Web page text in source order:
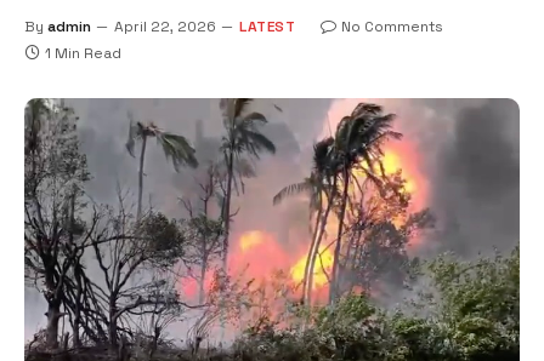
By admin April 22, 2026 LATEST
No Comments
1 Min Read